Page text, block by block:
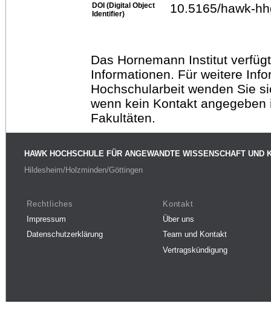
DOI (Digital Object
Identifier)
10.5165/hawk-
Das Hornemann Institut
Informationen. Für weitere
Hochschularbeit wenden Sie
wenn kein Kontakt
Fakultäten.
HAWK HOCHSCHULE FÜR ANGEWANDTE WISSENSCHAFT UND
Hildesheim/Holzminden/Göttingen
Rechtliches
Impressum
Datenschutzerklärung
Kontakt
Über uns
Team und Kontakt
Vertragskündigung